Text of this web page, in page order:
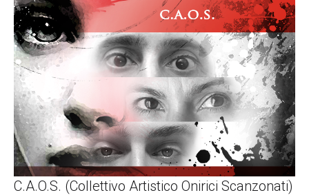
C.A.O.S. (Collettivo Artistico Onirici Scanzonati)